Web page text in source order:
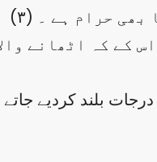
بھی حرام ہے ۔
کے کہ اٹھانے